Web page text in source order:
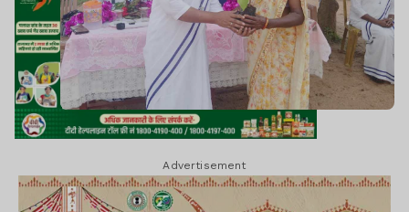
Advertisement